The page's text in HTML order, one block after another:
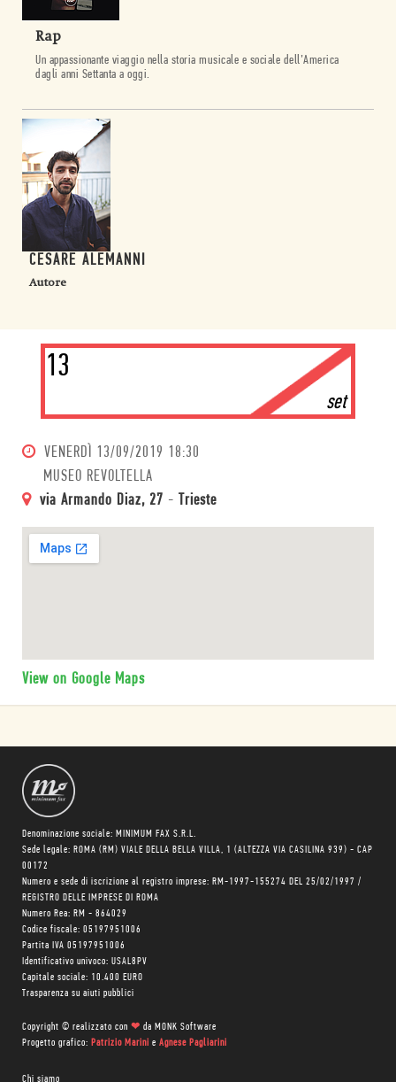
Rap
Un appassionante viaggio nella storia musicale e sociale dell’America
dagli anni Settanta a oggi.
CESARE ALEMANNI
Autore
13
set
VENERDÌ 13/09/2019 18:30
MUSEO REVOLTELLA
via Armando Diaz, 27 - Trieste
View on Google Maps
Denominazione sociale: MINIMUM FAX S.R.L.
Sede legale: ROMA (RM) VIALE DELLA BELLA VILLA, 1 (ALTEZZA VIA CASILINA 939) - CAP
00172
Numero e sede di iscrizione al registro imprese: RM-1997-155274 DEL 25/02/1997 /
REGISTRO DELLE IMPRESE DI ROMA
Numero Rea: RM - 864029
Codice fiscale: 05197951006
Partita IVA 05197951006
Identificativo univoco: USAL8PV
Capitale sociale: 10.400 EURO
Trasparenza su aiuti pubblici
Copyright © realizzato con ❤ da MONK Software
Progetto grafico: Patrizio Marini e Agnese Pagliarini
Chi siamo